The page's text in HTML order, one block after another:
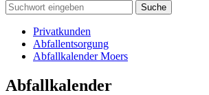
Suche
Privatkunden
Abfallentsorgung
Abfallkalender Moers
Abfallkalender